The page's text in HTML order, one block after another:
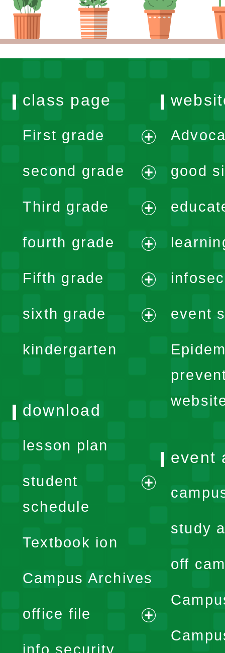
class page
First grade
menu
second grade
menu
Third grade
menu
fourth grade
menu
Fifth grade
menu
sixth grade
kindergarten
good
event
download
lesson plan
student
schedule
expand
menu
Textbook ion
Campus Archives
office file
expand
info security
event
study
off